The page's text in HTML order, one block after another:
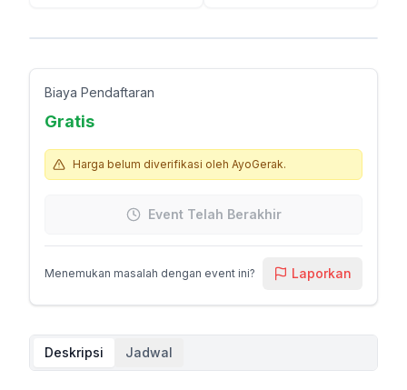
Biaya Pendaftaran
Gratis
Harga belum diverifikasi oleh AyoGerak.
Event Telah Berakhir
Menemukan masalah dengan event ini? Laporkan
Deskripsi Jadwal